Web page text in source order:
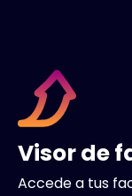
Visor de
Accede a tus